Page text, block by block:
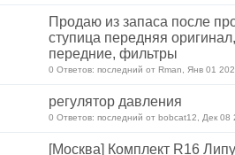
Продаю из запаса после
ступица передняя
передние, фильтры
0 Ответов: последний от Rman, Янв 01
регулятор давления
0 Ответов: последний от bobcat12, Дек 08
[Москва] Комплект R16